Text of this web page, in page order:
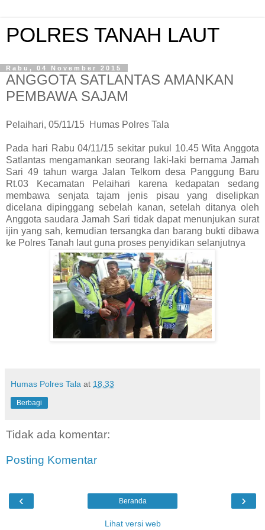
POLRES TANAH LAUT
Rabu, 04 November 2015
ANGGOTA SATLANTAS AMANKAN
PEMBAWA SAJAM
Pelaihari, 05/11/15 Humas Polres Tala
Pada hari Rabu 04/11/15 sekitar pukul 10.45 Wita Anggota
Satlantas mengamankan seorang laki-laki bernama Jamah
Sari 49 tahun warga Jalan Telkom desa Panggung Baru
Rt.03 Kecamatan Pelaihari karena kedapatan sedang
membawa senjata tajam jenis pisau yang diselipkan
dicelana dipinggang sebelah kanan, setelah ditanya oleh
Anggota saudara Jamah Sari tidak dapat menunjukan surat
ijin yang sah, kemudian tersangka dan barang bukti dibawa
ke Polres Tanah laut guna proses penyidikan selanjutnya
Humas Polres Tala at 18.33
Berbagi
Tidak ada komentar:
Posting Komentar
‹ ›
Beranda
Lihat versi web